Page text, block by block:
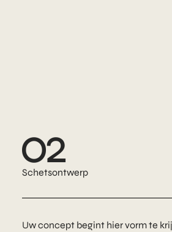
02
Schetsontwerp
Uw concept begint hier vorm te